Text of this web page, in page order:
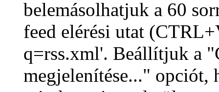
belemásolhatjuk a 60
feed elérési utat
q=rss.xml'. Beállítjuk a
megjelenítése..." opciót,